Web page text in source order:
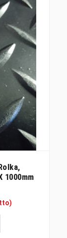
1000mm